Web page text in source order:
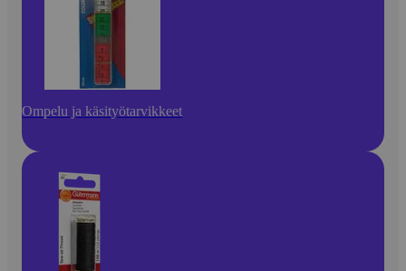
Ompelu ja käsityötarvikkeet